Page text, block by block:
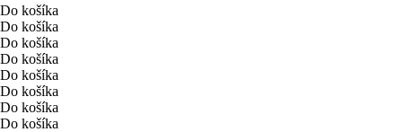
Do košíka
Do košíka
Do košíka
Do košíka
Do košíka
Do košíka
Do košíka
Do košíka